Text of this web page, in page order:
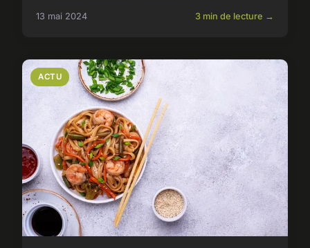
13 mai 2024 3 min de lecture →
ACTU